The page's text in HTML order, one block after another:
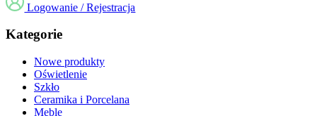
Logowanie / Rejestracja
Kategorie
Nowe produkty
Oświetlenie
Szkło
Ceramika i Porcelana
Meble